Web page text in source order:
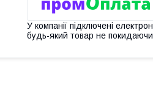
У компанії підключені
будь-який товар не